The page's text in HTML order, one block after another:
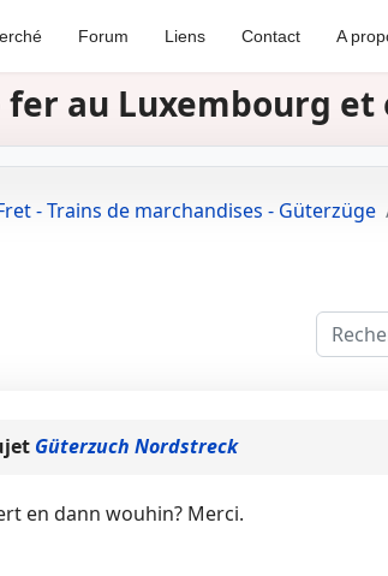
Forum Liens Contact A
au Luxembourg et
- Trains de marchandises - Güterzüge
Güterzuch Nordstreck
en dann wouhin? Merci.